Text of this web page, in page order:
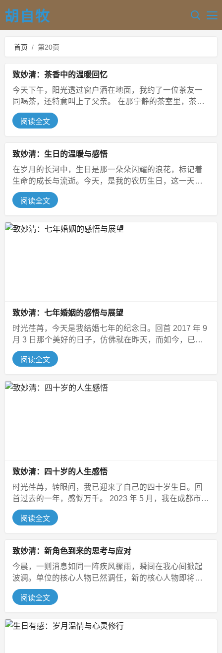
胡自牧
首页 / 第20页
致妙清：茶香中的温暖回忆
今天下午，阳光透过窗户洒在地面，我约了一位茶友一
同喝茶，还特意叫上了父亲。 在那宁静的茶室里，茶香
袅袅升起，弥漫在空气中。我们...
阅读全文
致妙清：生日的温暖与感悟
在岁月的长河中，生日是那一朵朵闪耀的浪花，标记着
生命的成长与流逝。今天，是我的农历生日，这一天，
因为同学们和蒲老师的礼物，而变得...
阅读全文
致妙清：七年婚姻的感悟与展望
时光荏苒，今天是我结婚七年的纪念日。回首 2017 年 9
月 3 日那个美好的日子，仿佛就在昨天，而如今，已携
手走过了七个春秋...
阅读全文
致妙清：四十岁的人生感悟
时光荏苒，转眼间，我已迎来了自己的四十岁生日。回
首过去的一年，感慨万千。 2023 年 5 月，我在成都市第
三人民医院经历了心...
阅读全文
致妙清：新角色到来的思考与应对
今晨，一则消息如同一阵疾风骤雨，瞬间在我心间掀起
波澜。单位的核心人物已然调任，新的核心人物即将上
任。而这新的核心人物，竟是端午节...
阅读全文